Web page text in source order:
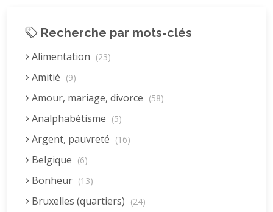
Recherche par mots-clés
Alimentation (23)
Amitié (9)
Amour, mariage, divorce (58)
Analphabétisme (5)
Argent, pauvreté (16)
Belgique (6)
Bonheur (13)
Bruxelles (quartiers) (24)